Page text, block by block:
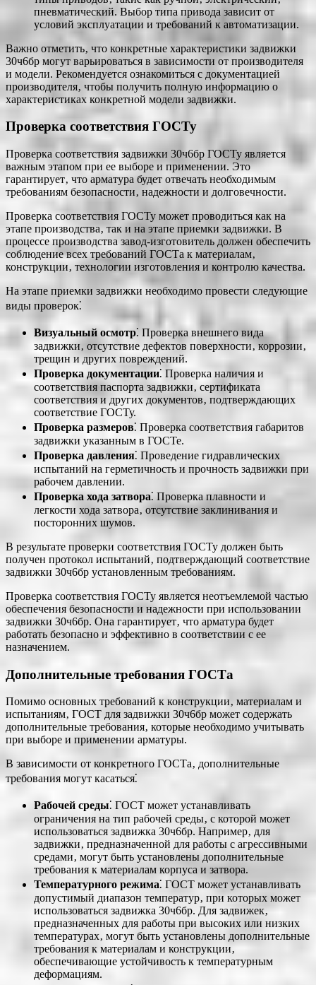
пневматический. Выбор типа привода зависит от
условий эксплуатации и требований к автоматизации.
Важно отметить‚ что конкретные характеристики задвижки
30ч6бр могут варьироваться в зависимости от производителя
и модели. Рекомендуется ознакомиться с документацией
производителя‚ чтобы получить полную информацию о
характеристиках конкретной модели задвижки.
Проверка соответствия ГОСТу
Проверка соответствия задвижки 30ч6бр ГОСТу является
важным этапом при ее выборе и применении. Это
гарантирует‚ что арматура будет отвечать необходимым
требованиям безопасности‚ надежности и долговечности.
Проверка соответствия ГОСТу может проводиться как на
этапе производства‚ так и на этапе приемки задвижки. В
процессе производства завод-изготовитель должен обеспечить
соблюдение всех требований ГОСТа к материалам‚
конструкции‚ технологии изготовления и контролю качества.
На этапе приемки задвижки необходимо провести следующие
виды проверок⁚
Визуальный осмотр⁚ Проверка внешнего вида
задвижки‚ отсутствие дефектов поверхности‚ коррозии‚
трещин и других повреждений.
Проверка документации⁚ Проверка наличия и
соответствия паспорта задвижки‚ сертификата
соответствия и других документов‚ подтверждающих
соответствие ГОСТу.
Проверка размеров⁚ Проверка соответствия габаритов
задвижки указанным в ГОСТе.
Проверка давления⁚ Проведение гидравлических
испытаний на герметичность и прочность задвижки при
рабочем давлении.
Проверка хода затвора⁚ Проверка плавности и
легкости хода затвора‚ отсутствие заклинивания и
посторонних шумов.
В результате проверки соответствия ГОСТу должен быть
получен протокол испытаний‚ подтверждающий соответствие
задвижки 30ч6бр установленным требованиям.
Проверка соответствия ГОСТу является неотъемлемой частью
обеспечения безопасности и надежности при использовании
задвижки 30ч6бр. Она гарантирует‚ что арматура будет
работать безопасно и эффективно в соответствии с ее
назначением.
Дополнительные требования ГОСТа
Помимо основных требований к конструкции‚ материалам и
испытаниям‚ ГОСТ для задвижки 30ч6бр может содержать
дополнительные требования‚ которые необходимо учитывать
при выборе и применении арматуры.
В зависимости от конкретного ГОСТа‚ дополнительные
требования могут касаться⁚
Рабочей среды⁚ ГОСТ может устанавливать
ограничения на тип рабочей среды‚ с которой может
использоваться задвижка 30ч6бр. Например‚ для
задвижки‚ предназначенной для работы с агрессивными
средами‚ могут быть установлены дополнительные
требования к материалам корпуса и затвора.
Температурного режима⁚ ГОСТ может устанавливать
допустимый диапазон температур‚ при которых может
использоваться задвижка 30ч6бр. Для задвижек‚
предназначенных для работы при высоких или низких
температурах‚ могут быть установлены дополнительные
требования к материалам и конструкции‚
обеспечивающие устойчивость к температурным
деформациям.